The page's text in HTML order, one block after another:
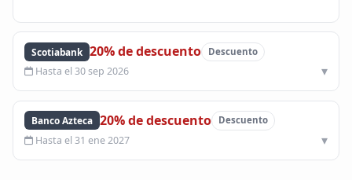
Scotiabank 20% de descuento Descuento
Hasta el 30 sep 2026
Banco Azteca 20% de descuento Descuento
Hasta el 31 ene 2027